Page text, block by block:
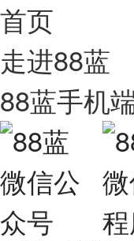
首页
走进88蓝
88蓝手机